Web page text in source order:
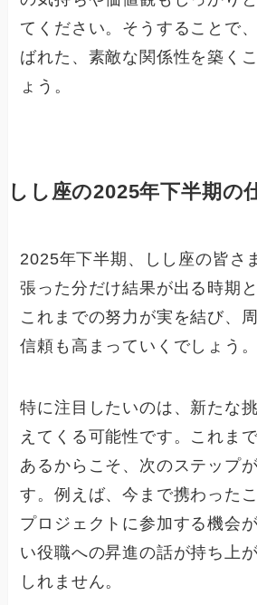
てください。そうすることで
ばれた、素敵な関係性を築く
ょう。
しし座の2025年下半期の
2025年下半期、しし座の皆さ
張った分だけ結果が出る時期
これまでの努力が実を結び、
信頼も高まっていくでしょう。
特に注目したいのは、新たな
えてくる可能性です。これま
あるからこそ、次のステップ
す。例えば、今まで携わった
プロジェクトに参加する機会
い役職への昇進の話が持ち上
しれません。